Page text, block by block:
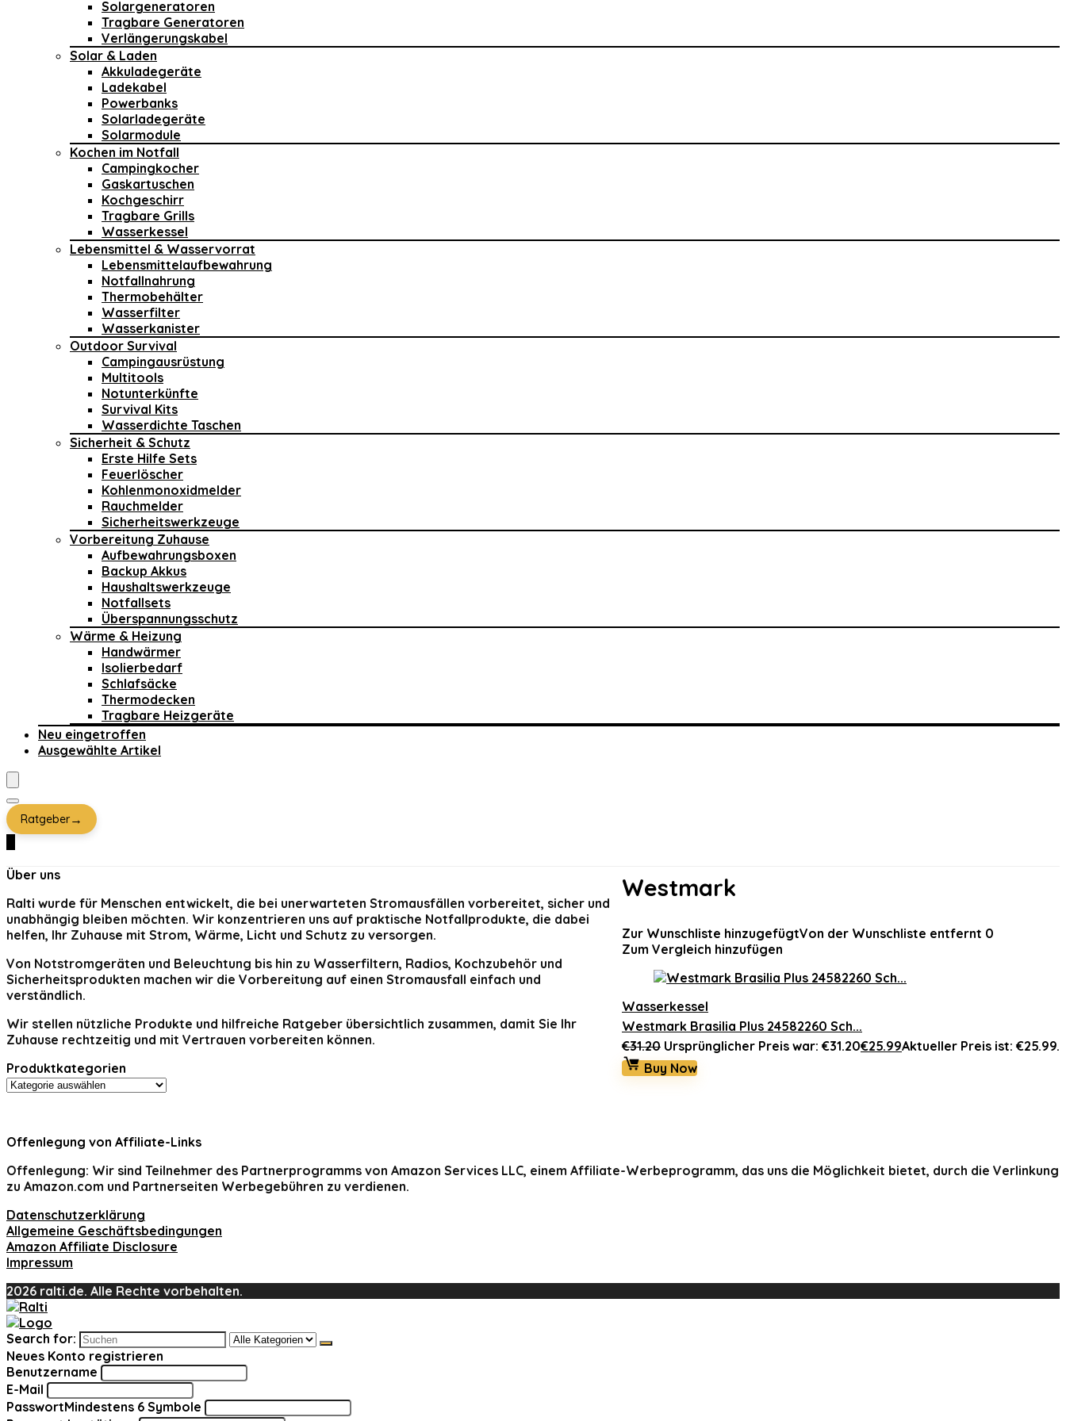
Solargeneratoren
Tragbare Generatoren
Verlängerungskabel
Solar & Laden
Akkuladegeräte
Ladekabel
Powerbanks
Solarladegeräte
Solarmodule
Kochen im Notfall
Campingkocher
Gaskartuschen
Kochgeschirr
Tragbare Grills
Wasserkessel
Lebensmittel & Wasservorrat
Lebensmittelaufbewahrung
Notfallnahrung
Thermobehälter
Wasserfilter
Wasserkanister
Outdoor Survival
Campingausrüstung
Multitools
Notunterkünfte
Survival Kits
Wasserdichte Taschen
Sicherheit & Schutz
Erste Hilfe Sets
Feuerlöscher
Kohlenmonoxidmelder
Rauchmelder
Sicherheitswerkzeuge
Vorbereitung Zuhause
Aufbewahrungsboxen
Backup Akkus
Haushaltswerkzeuge
Notfallsets
Überspannungsschutz
Wärme & Heizung
Handwärmer
Isolierbedarf
Schlafsäcke
Thermodecken
Tragbare Heizgeräte
Neu eingetroffen
Ausgewählte Artikel
Ratgeber→
Westmark
Zur Wunschliste hinzugefügtVon der Wunschliste entfernt 0
Zum Vergleich hinzufügen
Wasserkessel
Westmark Brasilia Plus 24582260 Sch...
€31.20 Ursprünglicher Preis war: €31.20€25.99Aktueller Preis ist: €25.99.
Buy Now
Über uns
Ralti wurde für Menschen entwickelt, die bei unerwarteten Stromausfällen vorbereitet, sicher und
unabhängig bleiben möchten. Wir konzentrieren uns auf praktische Notfallprodukte, die dabei
helfen, Ihr Zuhause mit Strom, Wärme, Licht und Schutz zu versorgen.
Von Notstromgeräten und Beleuchtung bis hin zu Wasserfiltern, Radios, Kochzubehör und
Sicherheitsprodukten machen wir die Vorbereitung auf einen Stromausfall einfach und
verständlich.
Wir stellen nützliche Produkte und hilfreiche Ratgeber übersichtlich zusammen, damit Sie Ihr
Zuhause rechtzeitig und mit Vertrauen vorbereiten können.
Produktkategorien
Offenlegung von Affiliate-Links
Offenlegung: Wir sind Teilnehmer des Partnerprogramms von Amazon Services LLC, einem Affiliate-Werbeprogramm, das uns die Möglichkeit bietet, durch die Verlinkung
zu Amazon.com und Partnerseiten Werbegebühren zu verdienen.
Datenschutzerklärung
Allgemeine Geschäftsbedingungen
Amazon Affiliate Disclosure
Impressum
2026 ralti.de. Alle Rechte vorbehalten.
Search for:
Neues Konto registrieren
Benutzername
E-Mail
PasswortMindestens 6 Symbole